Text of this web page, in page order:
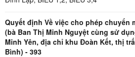
Quyết định Về việc cho phép chuyển
(bà Ban Thị Minh Nguyệt cùng sử
Minh Yên, địa chỉ khu Đoàn Kết, thị
Bình) - 393